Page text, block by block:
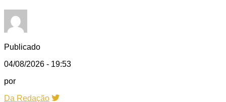
Publicado
04/08/2026 - 19:53
por
Da Redação